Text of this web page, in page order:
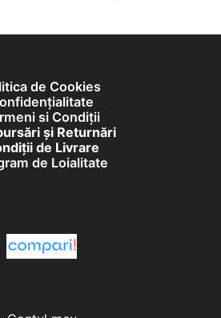
de Cookies
si Condiții
și Returnări
de Livrare
de Loialitate